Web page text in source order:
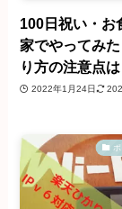
100日祝い・お
家でやってみ
り方の注意点は
2022年1月24日